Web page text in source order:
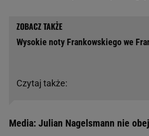
Czytaj także:
Wysokie noty Frankowskiego we
Media: Julian Nagelsmann nie